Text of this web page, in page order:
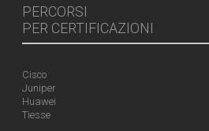
PERCORSI
PER CERTIFICAZIONI
Cisco
Juniper
Huawei
Tiesse